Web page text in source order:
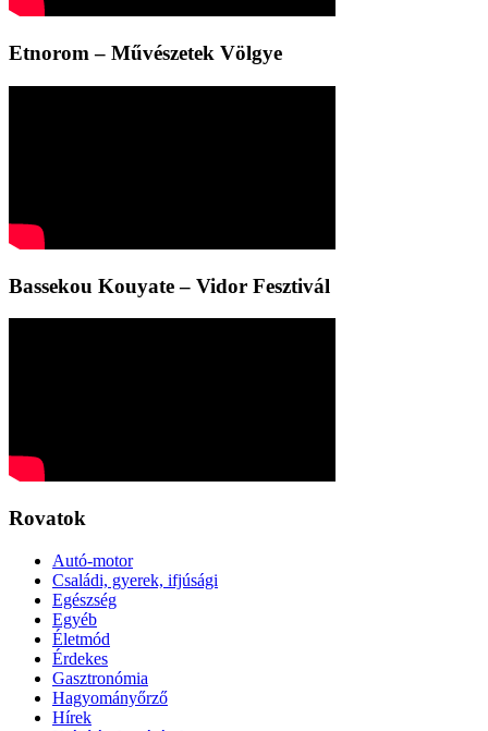
Etnorom – Művészetek Völgye
Bassekou Kouyate – Vidor Fesztivál
Rovatok
Autó-motor
Családi, gyerek, ifjúsági
Egészség
Egyéb
Életmód
Érdekes
Gasztronómia
Hagyományőrző
Hírek